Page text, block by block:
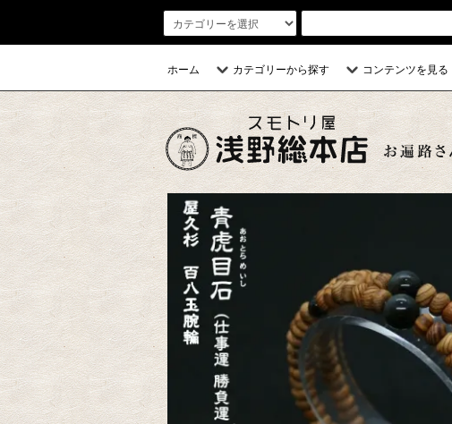
ホーム カテゴリーから探す コンテンツを見る